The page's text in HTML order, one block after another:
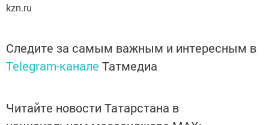
kzn.ru
Следите за самым важным и интересным в
Telegram-канале Татмедиа
Читайте новости Татарстана в